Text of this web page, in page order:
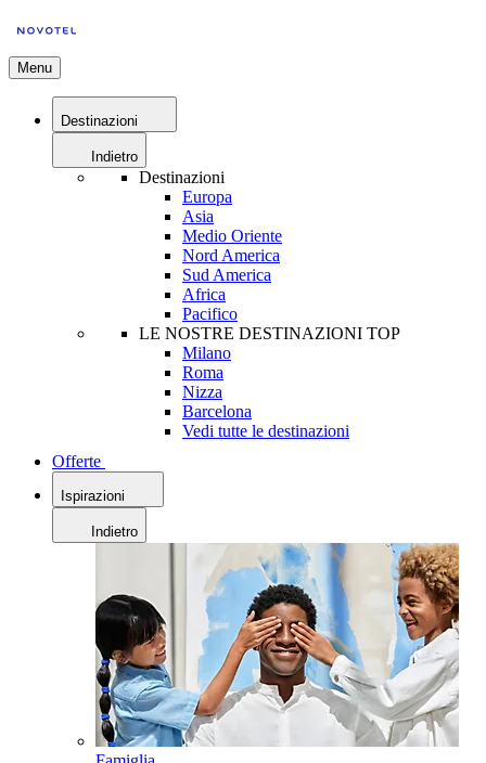
Menu
Destinazioni
Indietro
Destinazioni
Europa
Asia
Medio Oriente
Nord America
Sud America
Africa
Pacifico
LE NOSTRE DESTINAZIONI TOP
Milano
Roma
Nizza
Barcelona
Vedi tutte le destinazioni
Offerte
Ispirazioni
Indietro